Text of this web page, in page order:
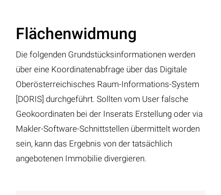
Flächenwidmung
Die folgenden Grundstücksinformationen werden
über eine Koordinatenabfrage über das Digitale
Oberösterreichisches Raum-Informations-System
[DORIS] durchgeführt. Sollten vom User falsche
Geokoordinaten bei der Inserats Erstellung oder via
Makler-Software-Schnittstellen übermittelt worden
sein, kann das Ergebnis von der tatsächlich
angebotenen Immobilie divergieren.